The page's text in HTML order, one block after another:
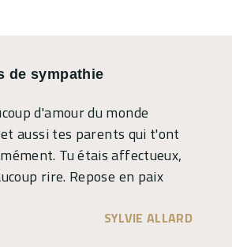
de sympathie
d'amour du monde
aussi tes parents qui t'ont
Tu étais affectueux,
rire. Repose en paix
SYLVIE ALLARD